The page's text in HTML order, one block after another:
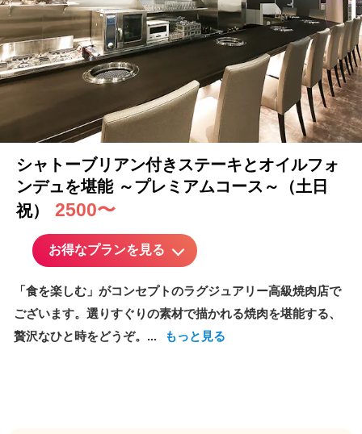
シャトーブリアン付きステーキとオイルフォ
ンデュを堪能 ～プレミアムコース～（土日
祝）
2500〜
お得なプランを見る
「食を楽しむ」がコンセプトのラグジュアリー高級焼肉店で
ございます。選りすぐりの素材で描かれる焼肉を堪能する、
贅沢なひと時をどうぞ。...
もっと見る